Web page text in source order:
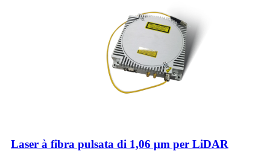
Laser à fibra pulsata di 1,06 μm per LiDAR